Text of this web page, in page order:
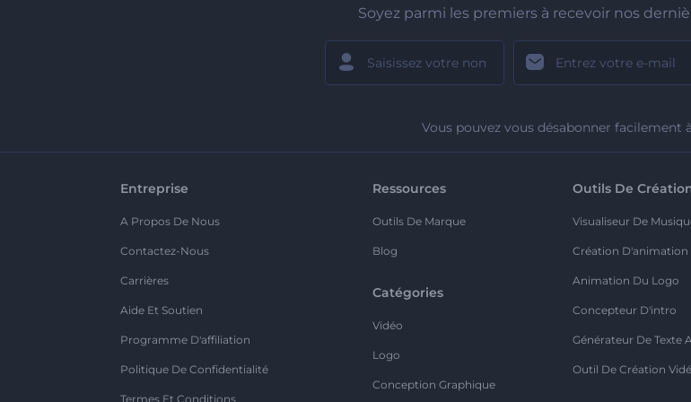
Soyez parmi les premiers à recevoir nos
Vous pouvez vous désabonner facilement
Entreprise
A Propos De Nous
Contactez-Nous
Carrières
Aide Et Soutien
Programme D'affiliation
Politique De Confidentialité
Termes Et Conditions
Ressources
Outils De Marque
Blog
Catégories
Vidéo
Logo
Conception Graphique
Outils De
Visualiseur De
Création D'animation
Animation Du Logo
Concepteur D'intro
Générateur De Texte
Outil De Création